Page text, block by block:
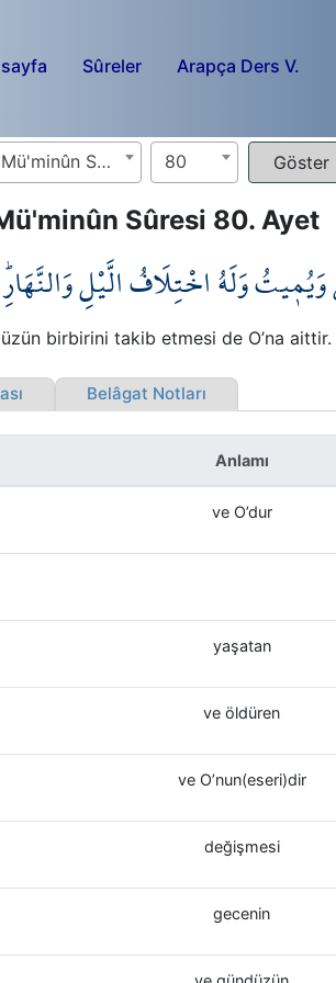
Sûreler Arapça Ders V.
23. Mü'minûn Sûresi 80
Sûresi 80. Ayet
وَلَهُ اخْتِلَافُ الَّيْلِ
birbirini takib etmesi de O’na aittir.
Belâgat Notları
Anlamı
ve O’dur
yaşatan
ve öldüren
ve O’nun(eseri)dir
değişmesi
gecenin